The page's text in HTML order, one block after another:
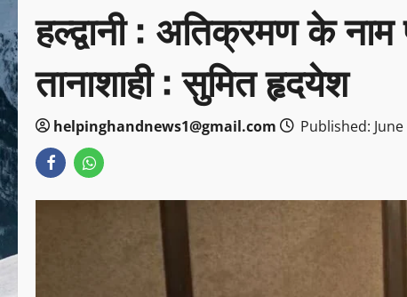
हल्द्वानी : अतिक्रमण के
तानाशाही : सुमित हृदयेश
helpinghandnews1@gmail.com Published: